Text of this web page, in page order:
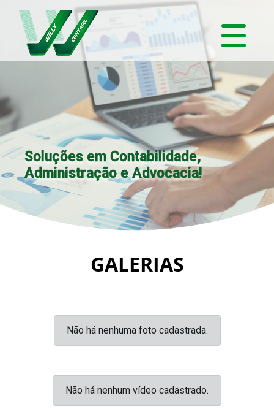
Soluções em Contabilidade,
Administração e Advocacia!
GALERIAS
Não há nenhuma foto cadastrada.
Não há nenhum vídeo cadastrado.